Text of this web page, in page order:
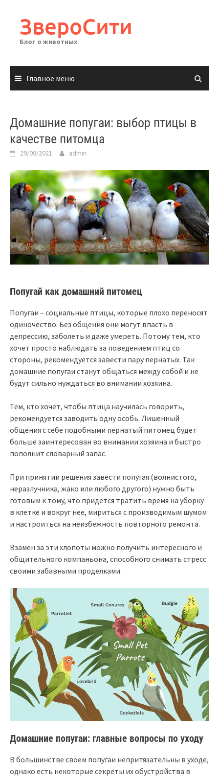
содержимому
ЗвероСити
Блог о животных
Главное меню
Домашние попугаи: выбор птицы в
качестве питомца
29/09/2021 admin
Попугай как домашний питомец
Попугаи – социальные птицы, которые плохо переносят
одиночество. Без общения они могут впасть в
депрессию, заболеть и даже умереть. Потому тем, кто
хочет просто наблюдать за поведением птиц со
стороны, рекомендуется завести пару пернатых. Так
домашние попугаи станут общаться между собой и не
будут сильно нуждаться во внимании хозяина.
Тем, кто хочет, чтобы птица научилась говорить,
рекомендуется заводить одну особь. Лишенный
общения с себе подобными пернатый питомец будет
больше заинтересован во внимании хозяина и быстро
пополнит словарный запас.
При принятии решения завести попугая (волнистого,
неразлучника, жако или любого другого) нужно быть
готовым к тому, что придется тратить время на уборку
в клетке и вокруг нее, мириться с производимым шумом
и настроиться на неизбежность повторного ремонта.
Взамен за эти хлопоты можно получить интересного и
общительного компаньона, способного снимать стресс
своими забавными проделками.
Домашние попугаи: главные вопросы по уходу
В большинстве своем попугаи непритязательны в уходе,
однако есть некоторые секреты их обустройства в